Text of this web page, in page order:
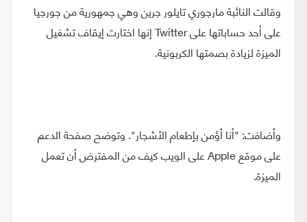
وقالت النائبة مارجوري تايلور جرين وهي جمهورية من جورجيا
على أحد حساباتها على Twitter إنها اختارت إيقاف تشغيل
الميزة لزيادة بصمتها الكربونية.
وأضافت: "أنا أؤمن بإطعام الأشجار". وتوضح صفحة الدعم
على موقع Apple على الويب كيف من المفترض أن تعمل
الميزة.